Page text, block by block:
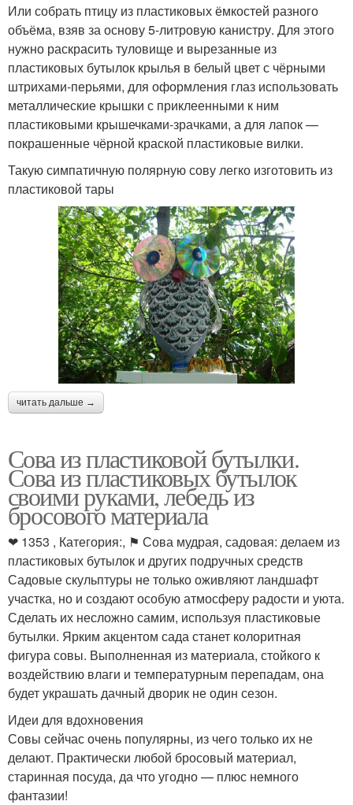
Или собрать птицу из пластиковых ёмкостей разного
объёма, взяв за основу 5-литровую канистру. Для этого
нужно раскрасить туловище и вырезанные из
пластиковых бутылок крылья в белый цвет с чёрными
штрихами-перьями, для оформления глаз использовать
металлические крышки с приклеенными к ним
пластиковыми крышечками-зрачками, а для лапок —
покрашенные чёрной краской пластиковые вилки.
Такую симпатичную полярную сову легко изготовить из
пластиковой тары
читать дальше →
Сова из пластиковой бутылки.
Сова из пластиковых бутылок
своими руками, лебедь из
бросового материала
❤ 1353 , Категория:, ⚑ Сова мудрая, садовая: делаем из
пластиковых бутылок и других подручных средств
Садовые скульптуры не только оживляют ландшафт
участка, но и создают особую атмосферу радости и уюта.
Сделать их несложно самим, используя пластиковые
бутылки. Ярким акцентом сада станет колоритная
фигура совы. Выполненная из материала, стойкого к
воздействию влаги и температурным перепадам, она
будет украшать дачный дворик не один сезон.
Идеи для вдохновения
Совы сейчас очень популярны, из чего только их не
делают. Практически любой бросовый материал,
старинная посуда, да что угодно — плюс немного
фантазии!